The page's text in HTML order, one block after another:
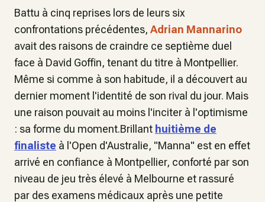
Battu à cinq reprises lors de leurs six
confrontations précédentes, Adrian Mannarino
avait des raisons de craindre ce septième duel
face à David Goffin, tenant du titre à Montpellier.
Même si comme à son habitude, il a découvert au
dernier moment l'identité de son rival du jour. Mais
une raison pouvait au moins l'inciter à l'optimisme
: sa forme du moment.Brillant huitième de
finaliste à l'Open d'Australie, "Manna" est en effet
arrivé en confiance à Montpellier, conforté par son
niveau de jeu très élevé à Melbourne et rassuré
par des examens médicaux après une petite